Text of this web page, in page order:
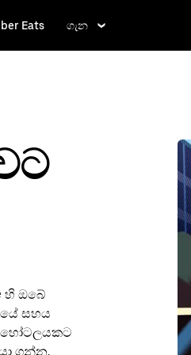
Eats ගැන
හි ඔබේ
සහය
හෝටලයකට
ගන්න.